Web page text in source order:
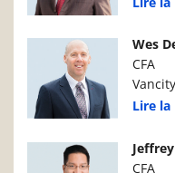
Photo du
Wes
CFA
Lire la
Photo du
CFA